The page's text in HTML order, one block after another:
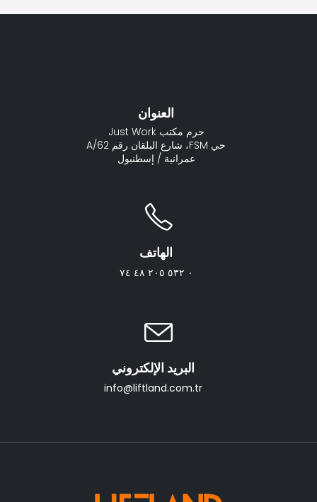
العنوان
حرم مكتب Just Work
حي FSM، شارع البلقان رقم 62/A
عمرانية / إسطنبول
الهاتف
٠ ٥٣٢ ٢٠٥ ٤٨ ٧٤
البريد الإلكتروني
info@liftland.com.tr